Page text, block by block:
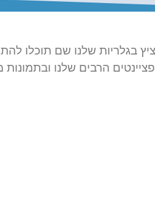
בגלריות שלנו שם תוכלו
הרבים שלנו